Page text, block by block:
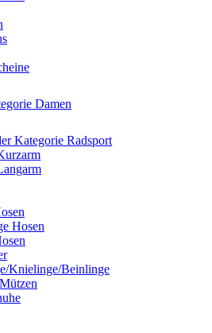
Damen
Kategorie Radsport
Hosen
Knielinge/Beinlinge
Kategorie Freizeitbekleidung